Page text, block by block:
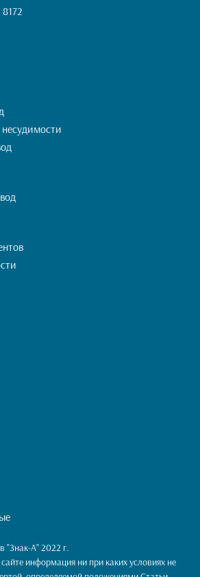
"Знак-А" 2022 г.
информация ни при каких условиях не